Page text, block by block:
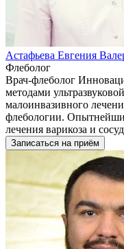
Астафьева Евгения
Флеболог
Врач-флеболог
методами
малоинвазивного
флебологии.
лечения варикоза и
Записаться на приём